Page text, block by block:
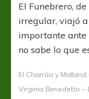
El Funebrero,
irregular, viajó
importante ante
no sabe lo que
El Charrúa y
Virginia Benedetto –